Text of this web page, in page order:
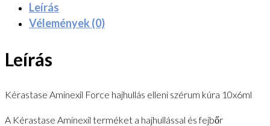
Leírás
Vélemények (0)
Leírás
Kérastase Aminexil Force hajhullás elleni szérum kúra 10x6ml
A Kérastase Aminexil terméket a hajhullással és fejbőr